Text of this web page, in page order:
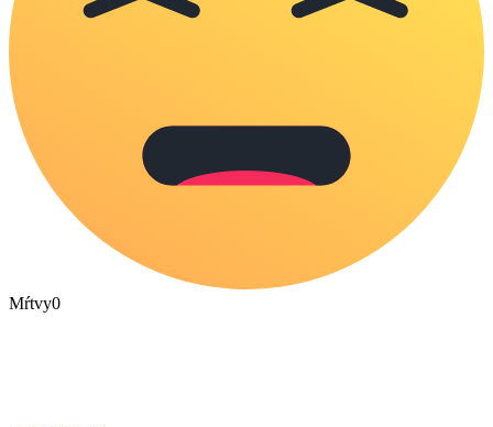
Mŕtvy0